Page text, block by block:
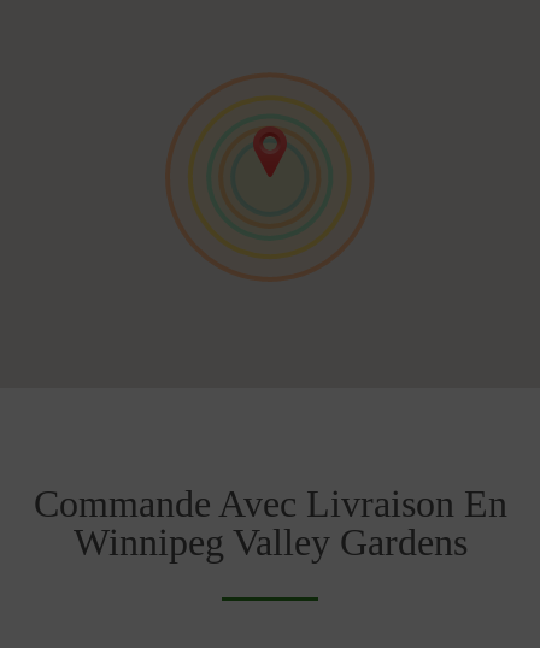
Commande Avec Livraison En
Winnipeg Valley Gardens